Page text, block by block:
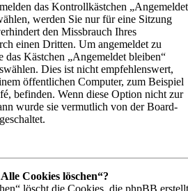
das Kontrollkästchen „Angemeldet
werden Sie nur für eine Sitzung
den Missbrauch Ihres
einen Dritten. Um angemeldet zu
das Kästchen „Angemeldet bleiben“
Dies ist nicht empfehlenswert,
öffentlichen Computer, zum Beispiel
befinden. Wenn diese Option nicht zur
wurde sie vermutlich von der Board-
Cookies löschen“?
löscht die Cookies, die phpBB erstellt